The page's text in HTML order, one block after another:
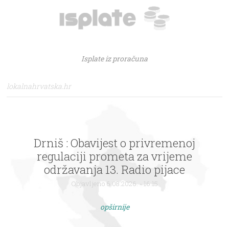
Isplate iz proračuna
lokalnahrvatska.hr
Drniš : Obavijest o privremenoj
regulaciji prometa za vrijeme
održavanja 13. Radio pijace
Objavljeno 6.08.2026. - 16:15
opširnije